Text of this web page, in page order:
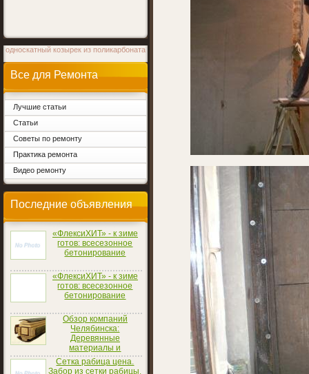
односкатный козырек из поликарбоната
Все для Ремонта
Лучшие статьи
Статьи
Советы по ремонту
Практика ремонта
Видео ремонту
Последние объявления
«ФлексиХИТ» - к зиме
готов: всесезонное
бетонирование
«ФлексиХИТ» - к зиме
готов: всесезонное
бетонирование
Обзор компаний
Челябинска:
Деревянные
материалы и
конструкции для строительства и
отделки домов
Сетка рабица цена.
Забор из сетки рабицы.